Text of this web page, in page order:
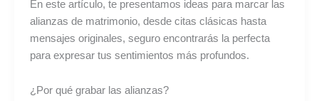
En este artículo, te presentamos ideas para marcar las
alianzas de matrimonio, desde citas clásicas hasta
mensajes originales, seguro encontrarás la perfecta
para expresar tus sentimientos más profundos.
¿Por qué grabar las alianzas?